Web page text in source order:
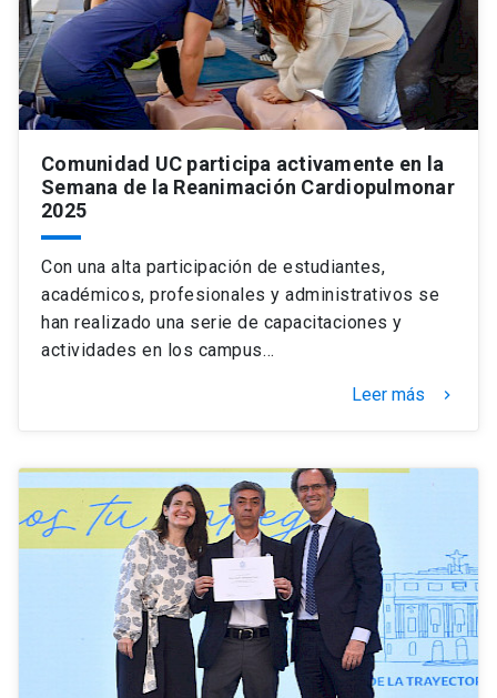
Comunidad UC participa activamente en la
Semana de la Reanimación Cardiopulmonar
2025
Con una alta participación de estudiantes,
académicos, profesionales y administrativos se
han realizado una serie de capacitaciones y
actividades en los campus…
Leer más keyboard_arrow_right